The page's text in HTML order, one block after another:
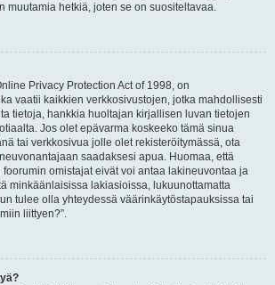
muutamia hetkiä, joten se on suositeltavaa.
Privacy Protection Act of 1998, on
vaatii kaikkien verkkosivustojen, jotka mahdollisesti
tietoja, hankkia huoltajan kirjallisen luvan tietojen
Jos olet epävarma koskeeko tämä sinua
tai verkkosivua jolle olet rekisteröitymässä, ota
saadaksesi apua. Huomaa, että
omistajat eivät voi antaa lakineuvontaa ja
minkäänlaisissa lakiasioissa, lukuunottamatta
tulee olla yhteydessä väärinkäytöstapauksissa tai
liittyen?”.